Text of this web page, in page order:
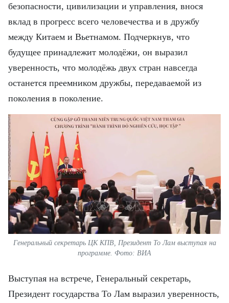
безопасности, цивилизации и управления, внося
вклад в прогресс всего человечества и в дружбу
между Китаем и Вьетнамом. Подчеркнув, что
будущее принадлежит молодёжи, он выразил
уверенность, что молодёжь двух стран навсегда
останется преемником дружбы, передаваемой из
поколения в поколение.
Генеральный секретарь ЦК КПВ, Президент То Лам выступая на
программе. Фото: ВИА
Выступая на встрече, Генеральный секретарь,
Президент государства То Лам выразил уверенность,